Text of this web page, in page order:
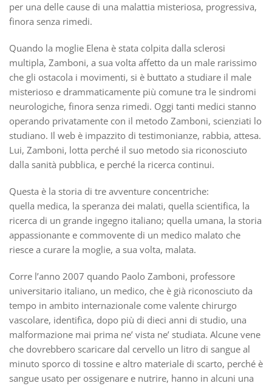
per una delle cause di una malattia misteriosa, progressiva,
finora senza rimedi.
Quando la moglie Elena è stata colpita dalla sclerosi
multipla, Zamboni, a sua volta affetto da un male rarissimo
che gli ostacola i movimenti, si è buttato a studiare il male
misterioso e drammaticamente più comune tra le sindromi
neurologiche, finora senza rimedi. Oggi tanti medici stanno
operando privatamente con il metodo Zamboni, scienziati lo
studiano. Il web è impazzito di testimonianze, rabbia, attesa.
Lui, Zamboni, lotta perché il suo metodo sia riconosciuto
dalla sanità pubblica, e perché la ricerca continui.
Questa è la storia di tre avventure concentriche:
quella medica, la speranza dei malati, quella scientifica, la
ricerca di un grande ingegno italiano; quella umana, la storia
appassionante e commovente di un medico malato che
riesce a curare la moglie, a sua volta, malata.
Corre l’anno 2007 quando Paolo Zamboni, professore
universitario italiano, un medico, che è già riconosciuto da
tempo in ambito internazionale come valente chirurgo
vascolare, identifica, dopo più di dieci anni di studio, una
malformazione mai prima ne’ vista ne’ studiata. Alcune vene
che dovrebbero scaricare dal cervello un litro di sangue al
minuto sporco di tossine e altro materiale di scarto, perché è
sangue usato per ossigenare e nutrire, hanno in alcuni una